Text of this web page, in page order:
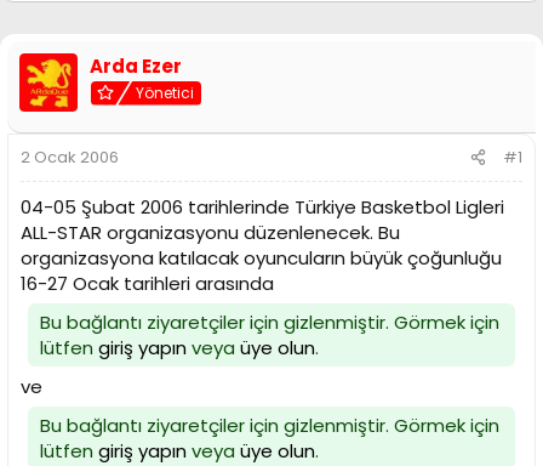
Arda Ezer
Yönetici
2 Ocak 2006 #1
04-05 Şubat 2006 tarihlerinde Türkiye Basketbol Ligleri
ALL-STAR organizasyonu düzenlenecek. Bu
organizasyona katılacak oyuncuların büyük çoğunluğu
16-27 Ocak tarihleri arasında
Bu bağlantı ziyaretçiler için gizlenmiştir. Görmek için
lütfen giriş yapınveya üye olun.
ve
Bu bağlantı ziyaretçiler için gizlenmiştir. Görmek için
lütfen giriş yapınveya üye olun.